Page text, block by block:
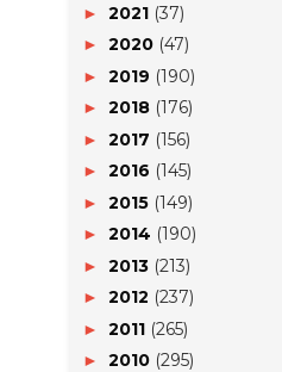
► 2021 (37)
► 2020 (47)
► 2019 (190)
► 2018 (176)
► 2017 (156)
► 2016 (145)
► 2015 (149)
► 2014 (190)
► 2013 (213)
► 2012 (237)
► 2011 (265)
► 2010 (295)